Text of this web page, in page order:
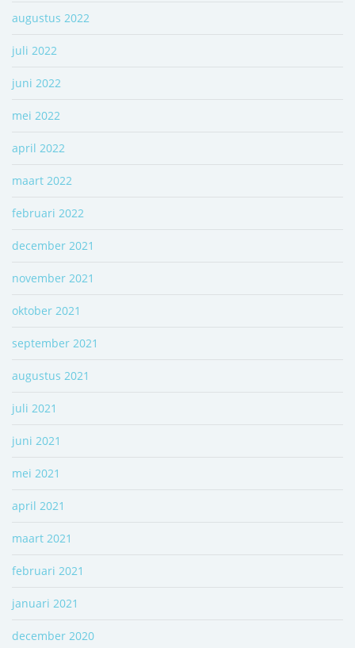
augustus 2022
juli 2022
juni 2022
mei 2022
april 2022
maart 2022
februari 2022
december 2021
november 2021
oktober 2021
september 2021
augustus 2021
juli 2021
juni 2021
mei 2021
april 2021
maart 2021
februari 2021
januari 2021
december 2020